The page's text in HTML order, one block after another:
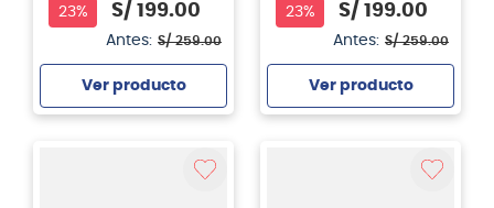
23% S/ 199.00
Antes: S/ 259.00
Ver producto
23% S/ 199.00
Antes: S/ 259.00
Ver producto